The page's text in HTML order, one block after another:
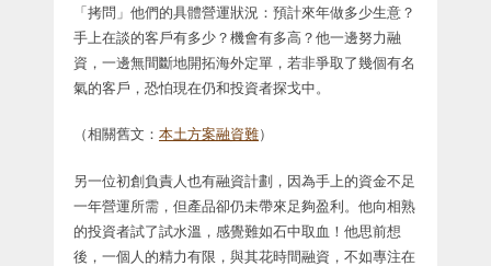
「拷問」他們的具體營運狀況：預計來年做多少生意？
手上在談的客戶有多少？機會有多高？他一邊努力融
資，一邊無間斷地開拓海外定單，若非爭取了幾個有名
氣的客戶，恐怕現在仍和投資者探戈中。
（相關舊文： 本土方案融資難）
另一位初創負責人也有融資計劃，因為手上的資金不足
一年營運所需，但產品卻仍未帶來足夠盈利。他向相熟
的投資者試了試水溫，感覺難如石中取血！他思前想
後，一個人的精力有限，與其花時間融資，不如專注在